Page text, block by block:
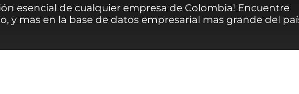
esencial de cualquier empresa de Colombia! Encuentre
y mas en la base de datos empresarial mas grande del